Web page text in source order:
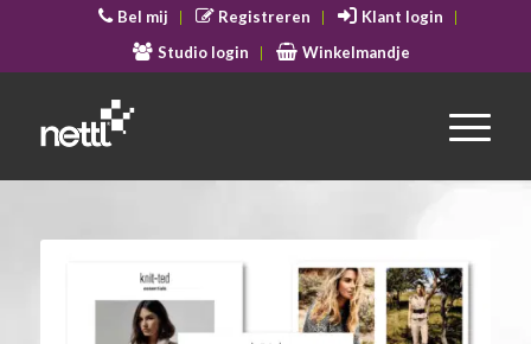
Bel mij Registreren
Klant login
Studio login
Winkelmandje